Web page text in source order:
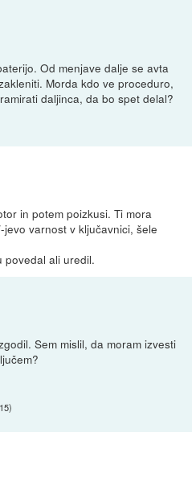
Od menjave dalje se avta
Morda kdo ve proceduro,
daljinca, da bo spet delal?
in potem poizkusi. Ti mora
varnost v ključavnici, šele
povedal ali uredil.
Sem mislil, da moram izvesti
)